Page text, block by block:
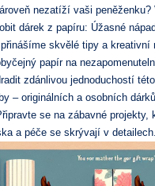
nezatíží vaši peněženku?
dárek z papíru: Úžasné
skvělé tipy a kreativní
papír na
zdánlivou jednoduchostí této
– originálních a osobních
se na zábavné projekty,
a péče se skrývají v detailech.